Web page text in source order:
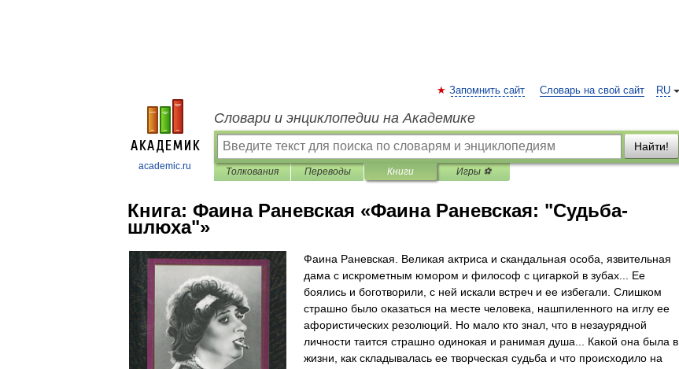
academic.ru
RU
Запомнить сайт Словарь на свой сайт
Словари и энциклопедии на Академике
Найти!
Толкования Переводы Книги Игры ⚽
Книга: Фаина Раневская «Фаина Раневская: "Судьба-
шлюха"»
Фаина Раневская. Великая актриса и скандальная особа, язвительная
дама с искрометным юмором и философ с цигаркой в зубах... Ее
боялись и боготворили, с ней искали встреч и ее избегали. Слишком
страшно было оказаться на месте человека, нашпиленного на иглу ее
афористических резолюций. Но мало кто знал, что в незаурядной
личности таится страшно одинокая и ранимая душа... Какой она была в
жизни, как складывалась ее творческая судьба и что происходило на